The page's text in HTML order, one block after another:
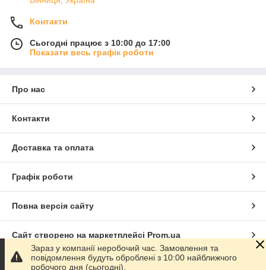
Контакти
Сьогодні працює з 10:00 до 17:00
Показати весь графік роботи
Про нас
Контакти
Доставка та оплата
Графік роботи
Повна версія сайту
Сайт створено на маркетплейсі Prom.ua
Політика конфіденційності
Зараз у компанії неробочий час. Замовлення та
повідомлення будуть оброблені з 10:00 найближчого
робочого дня (сьогодні).